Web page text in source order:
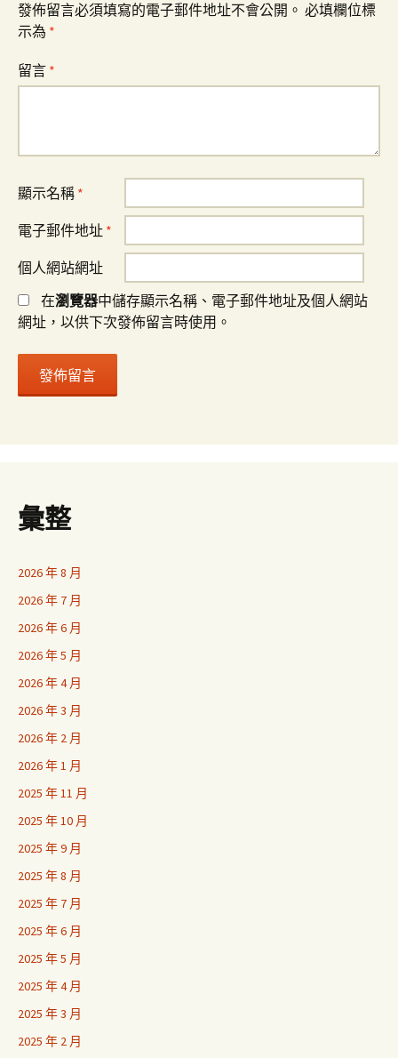
發佈留言必須填寫的電子郵件地址不會公開。 必填欄位標
示為 *
留言 *
顯示名稱 *
電子郵件地址 *
個人網站網址
在瀏覽器中儲存顯示名稱、電子郵件地址及個人網站
網址，以供下次發佈留言時使用。
彙整
2026 年 8 月
2026 年 7 月
2026 年 6 月
2026 年 5 月
2026 年 4 月
2026 年 3 月
2026 年 2 月
2026 年 1 月
2025 年 11 月
2025 年 10 月
2025 年 9 月
2025 年 8 月
2025 年 7 月
2025 年 6 月
2025 年 5 月
2025 年 4 月
2025 年 3 月
2025 年 2 月